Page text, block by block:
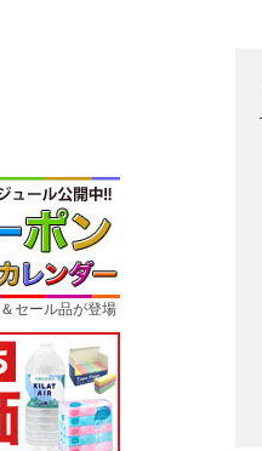
セール品が登場